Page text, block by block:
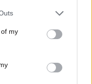
one or more Google
You may click to
its third-party tags to
in below Google
my